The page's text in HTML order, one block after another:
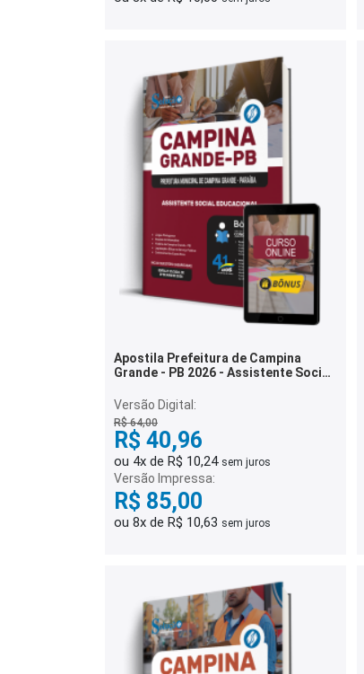
Apostila Prefeitura de Campina
Grande - PB 2026 - Assistente Social
Versão Digital:
R$ 64,00
R$ 40,96
ou 4x de R$ 10,24 sem juros
Versão Impressa:
R$ 85,00
ou 8x de R$ 10,63 sem juros